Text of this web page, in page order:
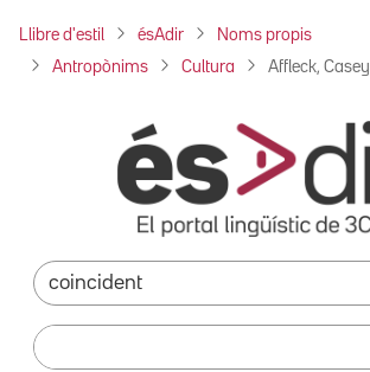
Llibre d'estil ésAdir Noms propis
Antropònims Cultura Affleck, Casey